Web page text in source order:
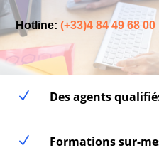
Hotline:(+33)4 84 49 68 00
N Des agents
N Formations sur-